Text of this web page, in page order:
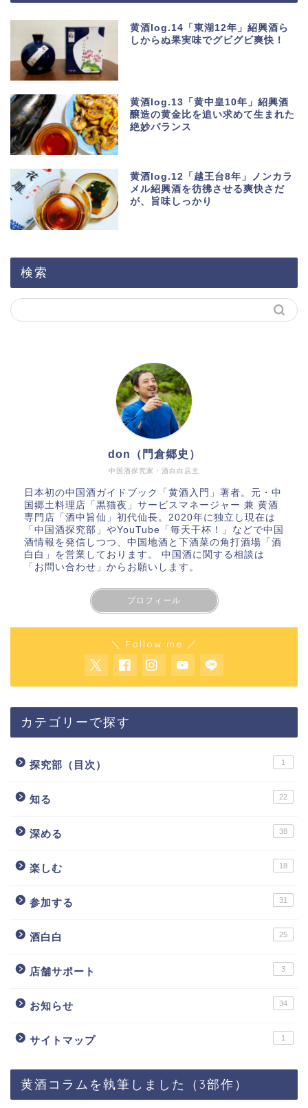
黄酒log.14「東湖12年」紹興酒ら
しからぬ果実味でグビグビ爽快！
黄酒log.13「黄中皇10年」紹興酒
醸造の黄金比を追い求めて生まれた
絶妙バランス
黄酒log.12「越王台8年」ノンカラ
メル紹興酒を彷彿させる爽快さだ
が、旨味しっかり
検索
中国酒探究家・酒白白店主
don（門倉郷史）
日本初の中国酒ガイドブック「 黄酒入門 」著者。元・中
国郷土料理店「黒猫夜」サービスマネージャー 兼 黄酒
専門店「酒中旨仙」初代仙長。2020年に独立し現在は
「 中国酒探究部 」やYouTube 「毎天干杯！」 などで中国
酒情報を発信しつつ、中国地酒と下酒菜の角打酒場「酒
白白」を営業しております。 中国酒に関する相談は
「お問い合わせ」 からお願いします。
プロフィール
＼ Follow me ／
カテゴリーで探す
探究部（目次） 1
知る 22
深める 38
楽しむ 18
参加する 31
酒白白 25
店舗サポート 3
お知らせ 34
サイトマップ 1
黄酒コラムを執筆しました（3部作）